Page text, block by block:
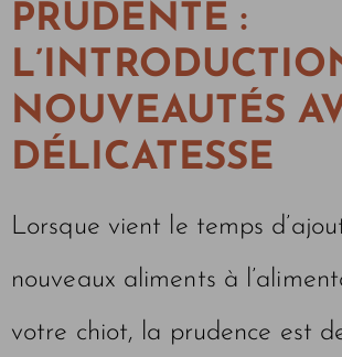
PRUDENTE :
NOUVEAUTÉS
DÉLICATESSE
Lorsque vient le temps
nouveaux aliments à
votre chiot, la prudence est